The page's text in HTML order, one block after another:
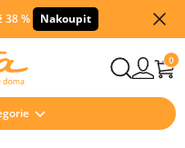
38 % Nakoupit
0